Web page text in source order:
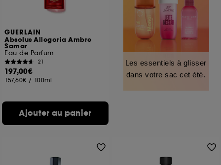
GUERLAIN
Absolus Allegoria Ambre
Samar
Eau de Parfum
21
197,00€
157,60€ / 100ml
Ajouter au panier
Les essentiels à glisser
dans votre sac cet été.